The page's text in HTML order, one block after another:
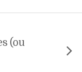
(ou